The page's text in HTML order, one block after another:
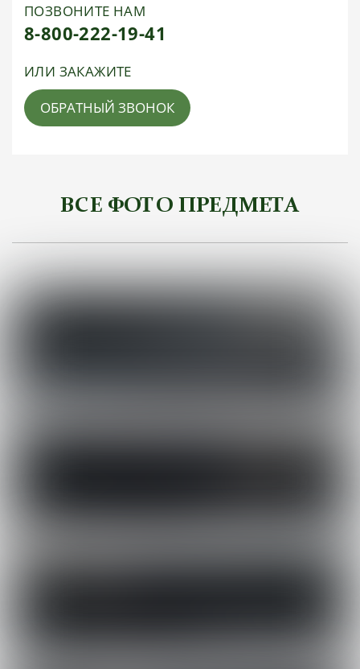
ПОЗВОНИТЕ НАМ
8-800-222-19-41
ИЛИ ЗАКАЖИТЕ
ОБРАТНЫЙ ЗВОНОК
ВСЕ ФОТО ПРЕДМЕТА